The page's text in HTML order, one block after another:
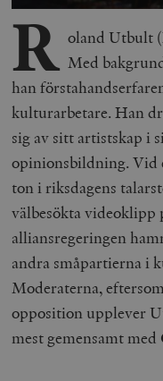
R oland Utbult
Med
han
kulturarbetare. Han
sig av sitt artistskap i
opinionsbildning. Vid
ton i riksdagens
välbesökta videoklipp
alliansregeringen
andra småpartierna i
Moderaterna,
opposition upplever
mest gemensamt